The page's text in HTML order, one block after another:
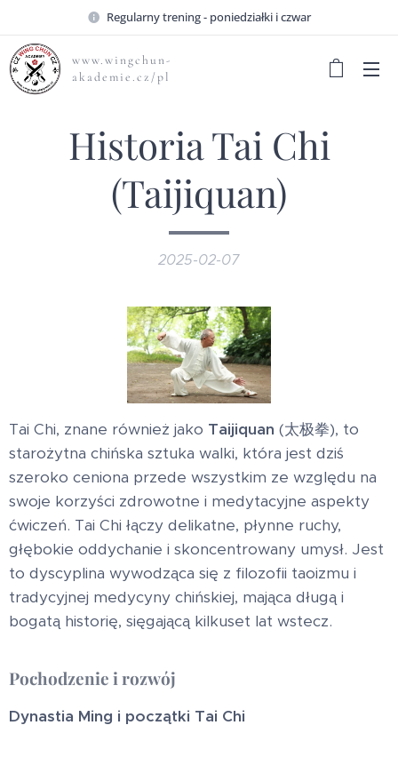
Regularny trening - poniedziałki i czwar
www.wingchun-
akademie.cz/pl
Historia Tai Chi
(Taijiquan)
2025-02-07
Tai Chi, znane również jako Taijiquan (太极拳), to
starożytna chińska sztuka walki, która jest dziś
szeroko ceniona przede wszystkim ze względu na
swoje korzyści zdrowotne i medytacyjne aspekty
ćwiczeń. Tai Chi łączy delikatne, płynne ruchy,
głębokie oddychanie i skoncentrowany umysł. Jest
to dyscyplina wywodząca się z filozofii taoizmu i
tradycyjnej medycyny chińskiej, mająca długą i
bogatą historię, sięgającą kilkuset lat wstecz.
Pochodzenie i rozwój
Dynastia Ming i początki Tai Chi